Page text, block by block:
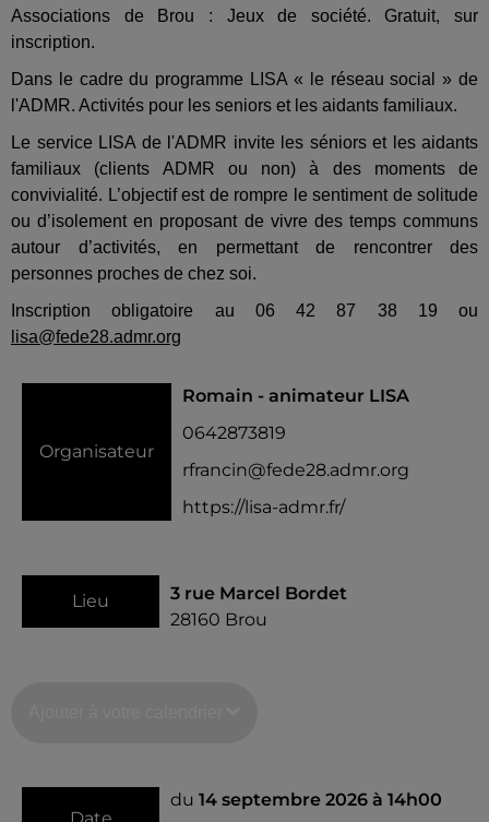
Associations de Brou : Jeux de société. Gratuit, sur
inscription.
Dans le cadre du programme LISA « le réseau social » de
l'ADMR. Activités pour les seniors et les aidants familiaux.
Le service LISA de l'ADMR invite les séniors et les aidants
familiaux (clients ADMR ou non) à des moments de
convivialité. L’objectif est de rompre le sentiment de solitude
ou d’isolement en proposant de vivre des temps communs
autour d’activités, en permettant de rencontrer des
personnes proches de chez soi.
Inscription obligatoire au 06 42 87 38 19 ou
lisa@fede28.admr.org
Organisateur
Romain - animateur LISA
0642873819
rfrancin@fede28.admr.org
https://lisa-admr.fr/
Lieu
3 rue Marcel Bordet
28160 Brou
Date
du 14 septembre 2026 à 14h00